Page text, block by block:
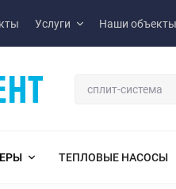
Услуги Наши объекты
ТЕПЛОВЫЕ НАСОСЫ